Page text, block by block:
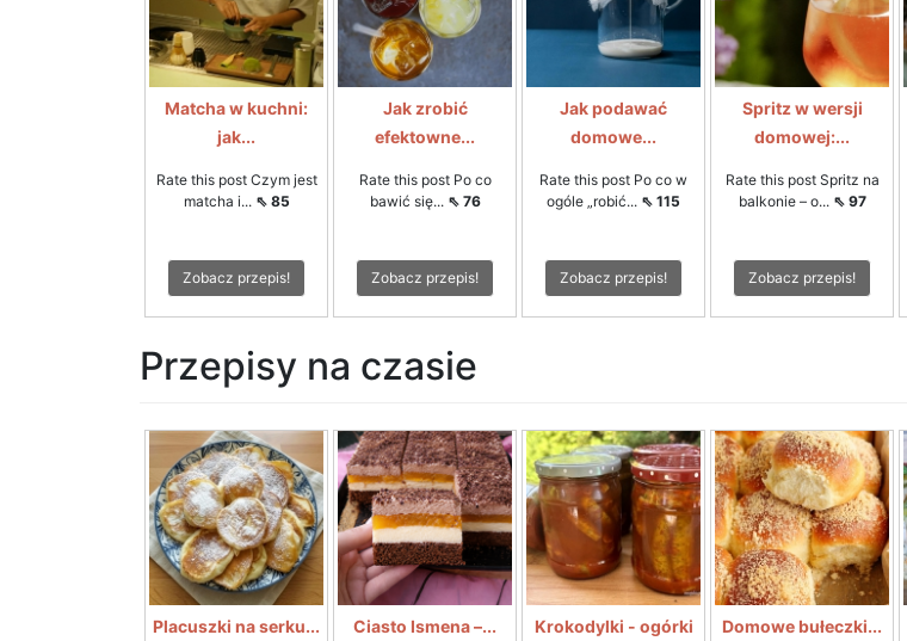
Matcha w kuchni:
jak...
Rate this post Czym jest
matcha i... ⇖ 85
Zobacz przepis!
Jak zrobić
efektowne...
Rate this post Po co
bawić się... ⇖ 76
Zobacz przepis!
Jak podawać
domowe...
Rate this post Po co w
ogóle „robić... ⇖ 115
Zobacz przepis!
Spritz w wersji
domowej:...
Rate this post Spritz na
balkonie – o... ⇖ 97
Zobacz przepis!
Przepisy na czasie
Placuszki na serku... Ciasto Ismena –...
Krokodylki - ogórki
Domowe bułeczki...